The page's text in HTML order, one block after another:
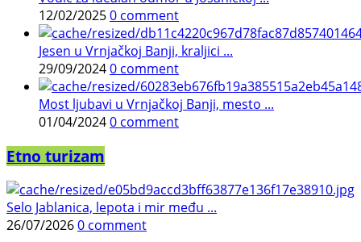
12/02/20250 comment
Jesen u Vrnjačkoj Banji, kraljici ...
29/09/20240 comment
Most ljubavi u Vrnjačkoj Banji, mesto ...
01/04/20240 comment
Etno turizam
Selo Jablanica, lepota i mir među ...
26/07/20260 comment